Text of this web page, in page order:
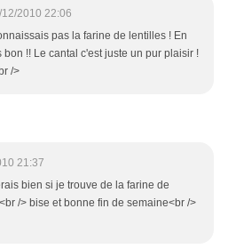
2010 22:06
pas la farine de lentilles ! En
bon !! Le cantal c'est juste un pur plaisir !
/>
21:37
bien si je trouve de la farine de
/> bise et bonne fin de semaine<br />